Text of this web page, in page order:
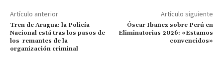
Artículo anterior
Tren de Aragua: la Policía
Nacional está tras los pasos de
los remantes de la
organización criminal
Artículo siguiente
Óscar Ibañez sobre Perú en
Eliminatorias 2026: «Estamos
convencidos»